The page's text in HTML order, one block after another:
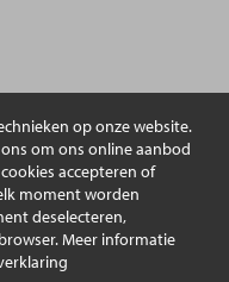
op onze website.
om ons online aanbod
accepteren of
moment worden
deselecteren,
Meer informatie